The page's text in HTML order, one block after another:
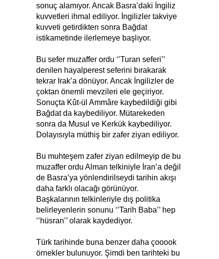
sonuç alamıyor. Ancak Basra’daki İngiliz
kuvvetleri ihmal ediliyor. İngilizler takviye
kuvveti getirdikten sonra Bağdat
istikametinde ilerlemeye başlıyor.
Bu sefer muzaffer ordu ‘’Turan seferi’’
denilen hayalperest seferini bırakarak
tekrar Irak’a dönüyor. Ancak İngilizler de
çoktan önemli mevzileri ele geçiriyor.
Sonuçta Kût-ül Ammâre kaybedildiği gibi
Bağdat da kaybediliyor. Mütarekeden
sonra da Musul ve Kerkük kaybediliyor.
Dolayısıyla müthiş bir zafer ziyan ediliyor.
Bu muhteşem zafer ziyan edilmeyip de bu
muzaffer ordu Alman telkiniyle İran’a değil
de Basra’ya yönlendirilseydi tarihin akışı
daha farklı olacağı görünüyor.
Başkalarının telkinleriyle dış politika
belirleyenlerin sonunu ‘’Tarih Baba’’ hep
‘’hüsran’’ olarak kaydediyor.
Türk tarihinde buna benzer daha çooook
örnekler bulunuyor. Şimdi ben tarihteki bu